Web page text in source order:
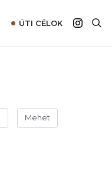
ÚTI CÉLOK
Ausztrália
Mehet